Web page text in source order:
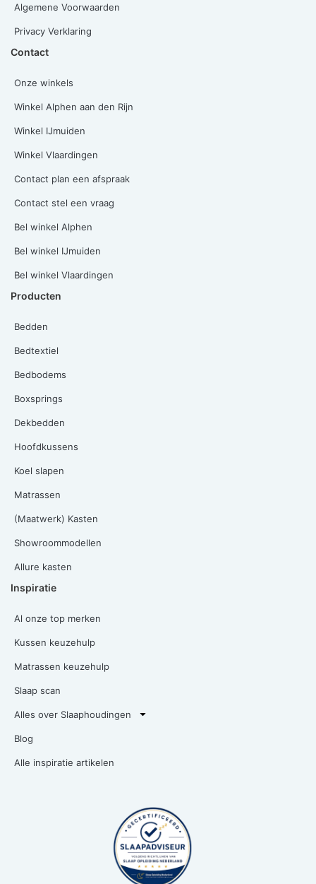
Algemene Voorwaarden
Privacy Verklaring
Contact
Onze winkels
Winkel Alphen aan den Rijn
Winkel IJmuiden
Winkel Vlaardingen
Contact plan een afspraak
Contact stel een vraag
Bel winkel Alphen
Bel winkel IJmuiden
Bel winkel Vlaardingen
Producten
Bedden
Bedtextiel
Bedbodems
Boxsprings
Dekbedden
Hoofdkussens
Koel slapen
Matrassen
(Maatwerk) Kasten
Showroommodellen
Allure kasten
Inspiratie
Al onze top merken
Kussen keuzehulp
Matrassen keuzehulp
Slaap scan
Alles over Slaaphoudingen
Blog
Alle inspiratie artikelen